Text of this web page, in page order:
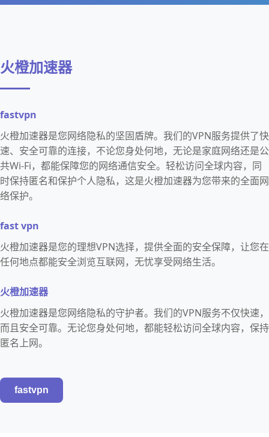
火橙加速器
fastvpn
火橙加速器是您网络隐私的坚固盾牌。我们的VPN服务提供了快
速、安全可靠的连接，不论您身处何地，无论是家庭网络还是公
共Wi-Fi，都能保障您的网络通信安全。轻松访问全球内容，同
时保持匿名和保护个人隐私，这是火橙加速器为您带来的全面网
络保护。
fast vpn
火橙加速器是您的理想VPN选择，提供全面的安全保障，让您在
任何地点都能安全浏览互联网，无忧享受网络生活。
火橙加速器
火橙加速器是您网络隐私的守护者。我们的VPN服务不仅快速，
而且安全可靠。无论您身处何地，都能轻松访问全球内容，保持
匿名上网。
fastvpn